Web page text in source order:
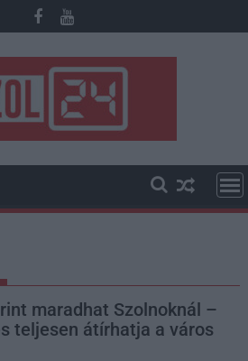
maradhat Szolnoknál –
teljesen átírhatja a város